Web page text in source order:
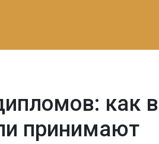
как
принимают